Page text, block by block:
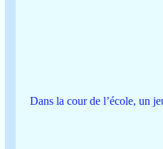
Dans la cour de l’école, un